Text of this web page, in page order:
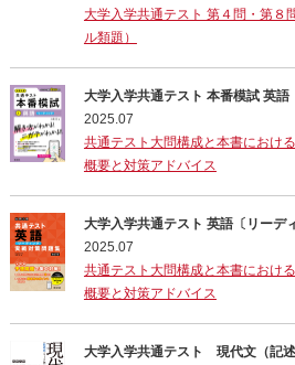
大学入学共通テスト 第４問・第８
ル類題）
大学入学共通テスト 本番模試 英語
2025.07
共通テスト大問構成と本書にお
概要と対策アドバイス
大学入学共通テスト 英語〔リーデ
2025.07
共通テスト大問構成と本書にお
概要と対策アドバイス
大学入学共通テスト 現代文（記